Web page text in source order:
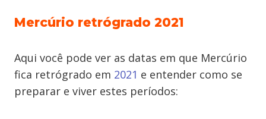
Mercúrio retrógrado 2021
Aqui você pode ver as datas em que Mercúrio
fica retrógrado em 2021 e entender como se
preparar e viver estes períodos: